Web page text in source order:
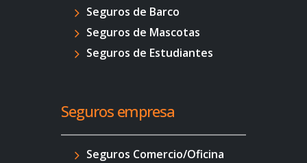
Seguros de Barco
Seguros de Mascotas
Seguros de Estudiantes
Seguros empresa
Seguros Comercio/Oficina